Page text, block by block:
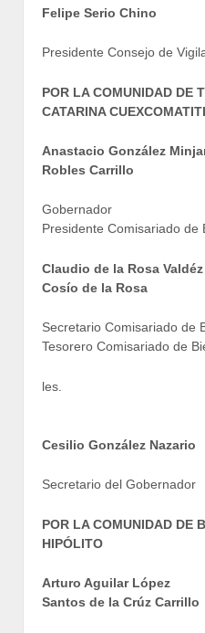
Felipe Serio Chino
Presidente Consejo de
POR LA COMUNIDAD DE
CATARINA
Anastacio
Robles Carrillo
Presidente Comisariado
Claudio de la Rosa Valdéz
Cosío de la Rosa
Secretario Comisariado
Tesorero Comisariado de
les.
Cesilio González Nazario
Secretario del Gobernador
POR LA COMUNIDAD DE
HIPÓLITO
Arturo
Santos de la Crúz Carrillo